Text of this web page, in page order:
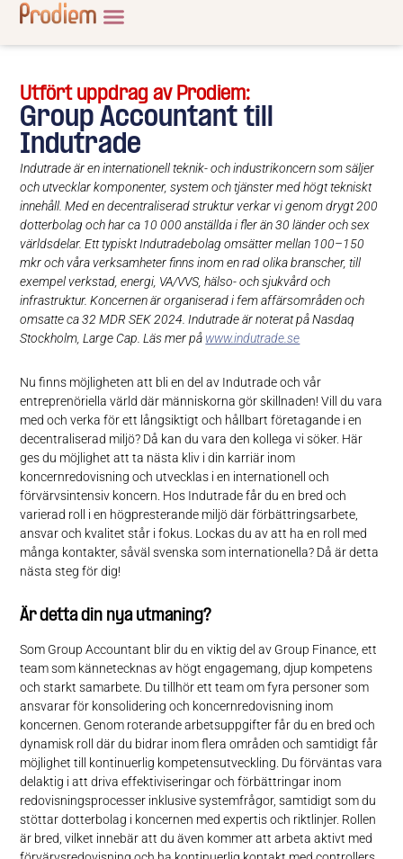
Utfört uppdrag av Prodiem:
Group Accountant till
Indutrade
Indutrade är en internationell teknik- och industrikoncern som säljer
och utvecklar komponenter, system och tjänster med högt tekniskt
innehåll. Med en decentraliserad struktur verkar vi genom drygt 200
dotterbolag och har ca 10 000 anställda i fler än 30 länder och sex
världsdelar. Ett typiskt Indutradebolag omsätter mellan 100–150
mkr och våra verksamheter finns inom en rad olika branscher, till
exempel verkstad, energi, VA/VVS, hälso- och sjukvård och
infrastruktur. Koncernen är organiserad i fem affärsområden och
omsatte ca 32 MDR SEK 2024. Indutrade är noterat på Nasdaq
Stockholm, Large Cap. Läs mer på www.indutrade.se
Nu finns möjligheten att bli en del av Indutrade och vår
entreprenöriella värld där människorna gör skillnaden! Vill du vara
med och verka för ett långsiktigt och hållbart företagande i en
decentraliserad miljö? Då kan du vara den kollega vi söker. Här
ges du möjlighet att ta nästa kliv i din karriär inom
koncernredovisning och utvecklas i en internationell och
förvärvsintensiv koncern. Hos Indutrade får du en bred och
varierad roll i en högpresterande miljö där förbättringsarbete,
ansvar och kvalitet står i fokus. Lockas du av att ha en roll med
många kontakter, såväl svenska som internationella? Då är detta
nästa steg för dig!
Är detta din nya utmaning?
Som Group Accountant blir du en viktig del av Group Finance, ett
team som kännetecknas av högt engagemang, djup kompetens
och starkt samarbete. Du tillhör ett team om fyra personer som
ansvarar för konsolidering och koncernredovisning inom
koncernen. Genom roterande arbetsuppgifter får du en bred och
dynamisk roll där du bidrar inom flera områden och samtidigt får
möjlighet till kontinuerlig kompetensutveckling. Du förväntas vara
delaktig i att driva effektiviseringar och förbättringar inom
redovisningsprocesser inklusive systemfrågor, samtidigt som du
stöttar dotterbolag i koncernen med expertis och riktlinjer. Rollen
är bred, vilket innebär att du även kommer att arbeta aktivt med